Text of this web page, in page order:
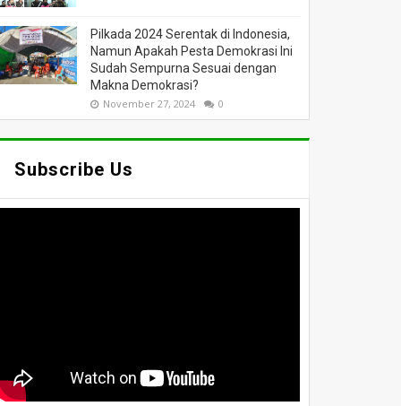
Pilkada 2024 Serentak di Indonesia,
Namun Apakah Pesta Demokrasi Ini
Sudah Sempurna Sesuai dengan
Makna Demokrasi?
November 27, 2024 0
Subscribe Us